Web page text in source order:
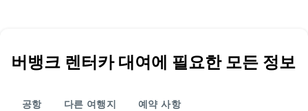
버뱅크 렌터카 대여에 필요한 모든 정보
공항 다른 여행지 예약 사항